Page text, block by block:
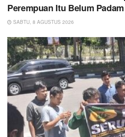
Perempuan Itu Belum Padam
SABTU, 8 AGUSTUS 2026